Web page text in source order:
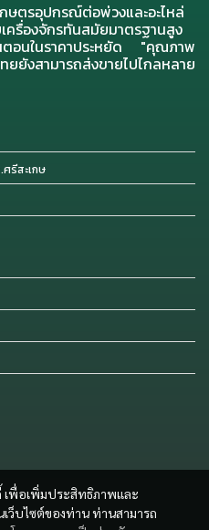
เพื่อเพิ่มประสิทธิภาพและ
ว็บไซต์ของท่าน ท่านสามารถ
ษตรอุปกรณ์ต่อพ่วงและอะไหล่
รื่องจักรทันสมัยมาตรฐานสูง
ตอนในราคาประหยัด "คุณภาพ
ยังสามารถส่งขายไปไกลหลาย
รีสะเกษ